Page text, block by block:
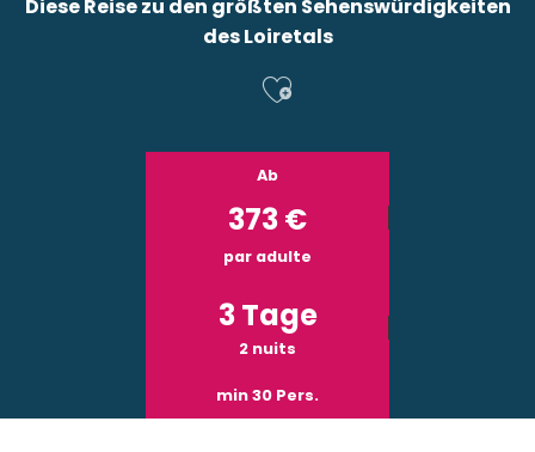
Diese Reise zu den größten Sehenswürdigkeiten
des Loiretals
Ajouter aux
Ab
373€
par adulte
3 Tage
2 nuits
min 30 Pers.